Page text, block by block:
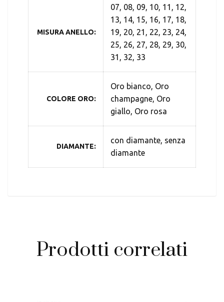
MISURA ANELLO
07, 08, 09, 10, 11, 12,
13, 14, 15, 16, 17, 18,
19, 20, 21, 22, 23, 24,
25, 26, 27, 28, 29, 30,
31, 32, 33
COLORE ORO
Oro bianco, Oro
champagne, Oro
giallo, Oro rosa
DIAMANTE
con diamante, senza
diamante
Prodotti correlati